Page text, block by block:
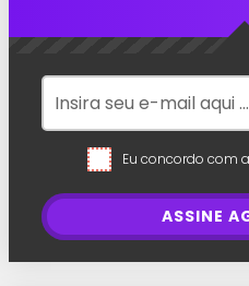
Eu concordo com a
ASSINE